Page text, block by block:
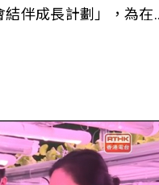
伴成長計劃」，為在
提供多元支援，促進
、社工Phoebe及
何減輕家庭的經濟及心
為本港在囚家長而設的
讓他們更加了解子女成